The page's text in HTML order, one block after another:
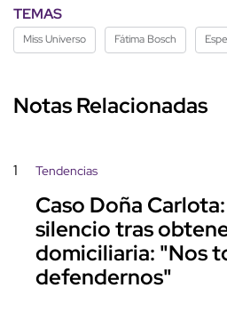
TEMAS
Miss Universo Fátima Bosch
Notas Relacionadas
1 Tendencias
Caso Doña
silencio tras
domiciliaria: "Nos
defendernos"